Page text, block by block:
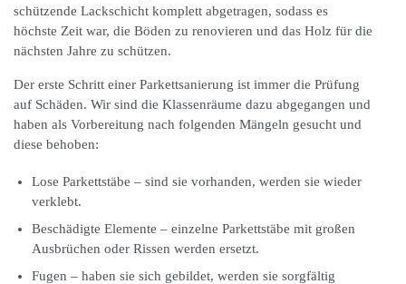
schützende Lackschicht komplett abgetragen, sodass es
höchste Zeit war, die Böden zu renovieren und das Holz für die
nächsten Jahre zu schützen.
Der erste Schritt einer Parkettsanierung ist immer die Prüfung
auf Schäden. Wir sind die Klassenräume dazu abgegangen und
haben als Vorbereitung nach folgenden Mängeln gesucht und
diese behoben:
Lose Parkettstäbe – sind sie vorhanden, werden sie wieder
verklebt.
Beschädigte Elemente – einzelne Parkettstäbe mit großen
Ausbrüchen oder Rissen werden ersetzt.
Fugen – haben sie sich gebildet, werden sie sorgfältig